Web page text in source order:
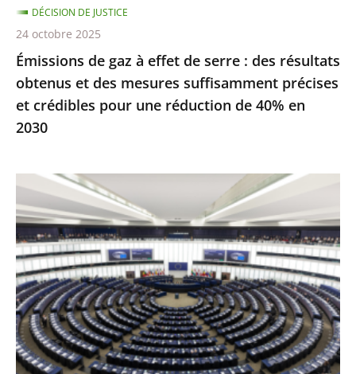
obtenus
et
des
mesures
suffisamment
précises
crédibles
pour
une
réduction
de
40%
en
2030
Émissions de gaz à effet de serre : des résultats
obtenus et des mesures suffisamment précises
et crédibles pour une réduction de 40% en
2030
DÉCISION DE JUSTICE
24 octobre 2025
Inéligibilité
avec
exécution
provisoire
:
seule
une
condamnation
définitive